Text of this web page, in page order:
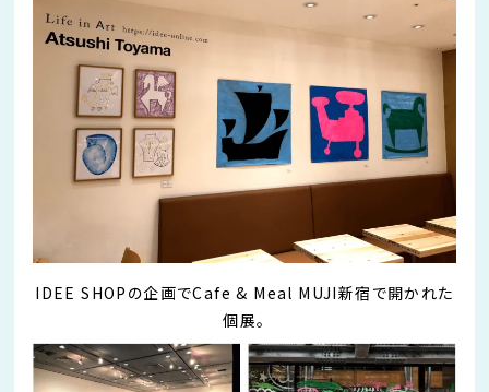
IDEE SHOPの企画でCafe & Meal MUJI新宿で開かれた
個展。